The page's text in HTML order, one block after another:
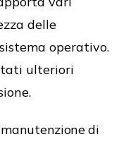
delle
operativo.
ulteriori
di